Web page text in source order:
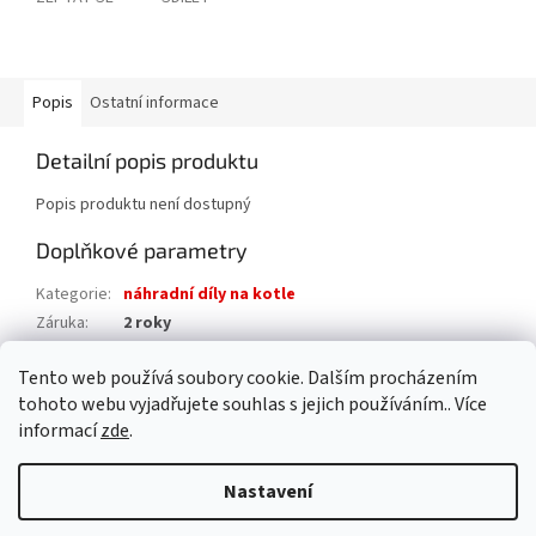
Tento web používá soubory cookie. Dalším procházením
tohoto webu vyjadřujete souhlas s jejich používáním.. Více
informacízde.
Nastavení
Popis Ostatní informace
Detailní popis produktu
Popis produktu není dostupný
Doplňkové parametry
Kategorie: náhradní díly na kotle
Záruka:
2 roky
EAN: 8015065711206
Vytvořil Shoptet